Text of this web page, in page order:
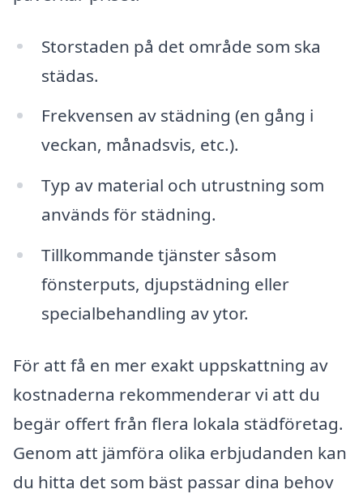
Storstaden på det område som ska
städas.
Frekvensen av städning (en gång i
veckan, månadsvis, etc.).
Typ av material och utrustning som
används för städning.
Tillkommande tjänster såsom
fönsterputs, djupstädning eller
specialbehandling av ytor.
För att få en mer exakt uppskattning av
kostnaderna rekommenderar vi att du
begär offert från flera lokala städföretag.
Genom att jämföra olika erbjudanden kan
du hitta det som bäst passar dina behov